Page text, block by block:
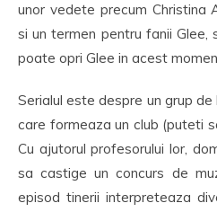
unor vedete precum Christina
si un termen pentru fanii Glee,
poate opri Glee in acest
Serialul este despre un grup
care formeaza un club (puteti
Cu ajutorul profesorului lor,
sa castige un concurs de
episod tinerii interpreteaza